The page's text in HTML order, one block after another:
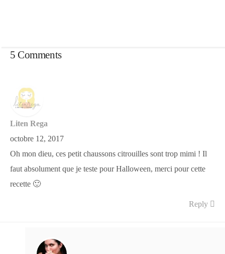
5 Comments
Liten Rega
octobre 12, 2017
Oh mon dieu, ces petit chaussons citrouilles sont trop mimi ! Il
faut absolument que je teste pour Halloween, merci pour cette
recette 🙂
Reply